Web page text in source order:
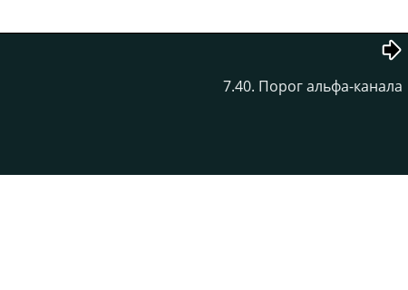
7.40. Порог альфа-канала